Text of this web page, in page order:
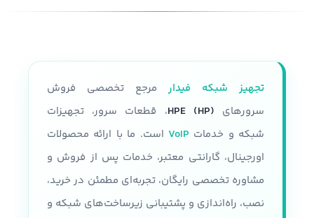
تجهیز شبکه فیدار مرجع تخصصی فروش
سرورهای HPE (HP)، قطعات سرور، تجهیزات
شبکه و خدمات VoIP است. ما با ارائه محصولات
اورجینال، گارانتی معتبر، خدمات پس از فروش و
مشاوره تخصصی رایگان، تجربه‌ای مطمئن در خرید،
نصب، راه‌اندازی و پشتیبانی زیرساخت‌های شبکه و